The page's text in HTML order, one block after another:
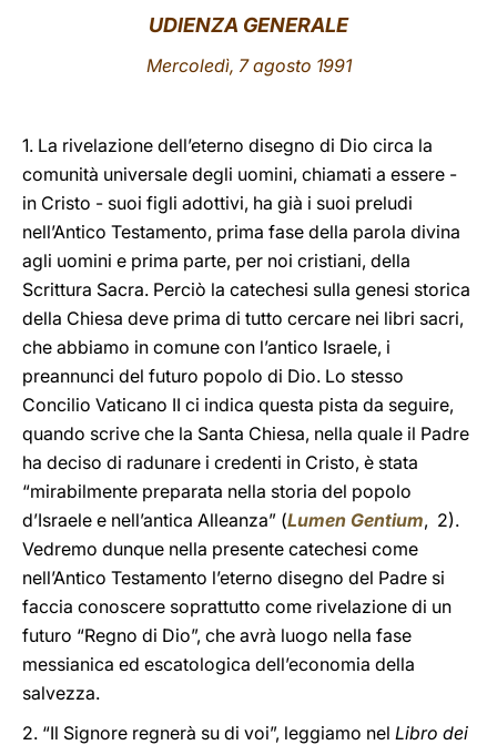
UDIENZA GENERALE
Mercoledì, 7 agosto 1991
1. La rivelazione dell’eterno disegno di Dio circa la
comunità universale degli uomini, chiamati a essere -
in Cristo - suoi figli adottivi, ha già i suoi preludi
nell’Antico Testamento, prima fase della parola divina
agli uomini e prima parte, per noi cristiani, della
Scrittura Sacra. Perciò la catechesi sulla genesi storica
della Chiesa deve prima di tutto cercare nei libri sacri,
che abbiamo in comune con l’antico Israele, i
preannunci del futuro popolo di Dio. Lo stesso
Concilio Vaticano II ci indica questa pista da seguire,
quando scrive che la Santa Chiesa, nella quale il Padre
ha deciso di radunare i credenti in Cristo, è stata
“mirabilmente preparata nella storia del popolo
d’Israele e nell’antica Alleanza” (Lumen Gentium, 2).
Vedremo dunque nella presente catechesi come
nell’Antico Testamento l’eterno disegno del Padre si
faccia conoscere soprattutto come rivelazione di un
futuro “Regno di Dio”, che avrà luogo nella fase
messianica ed escatologica dell’economia della
salvezza.
2. “Il Signore regnerà su di voi”, leggiamo nel Libro dei